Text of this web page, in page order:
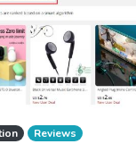
Reviews